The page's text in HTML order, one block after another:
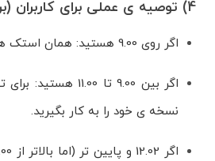
4) توصیه ی عملی برای کاربران (بر اساس سناریو)
اگر روی 9.00 هستید: همان استک های سبک (ESP32-S2) و هاست محلی بهترین تعادل پایداری/هزینه را دارند.
نسخه ی خود را به کار بگیرید.